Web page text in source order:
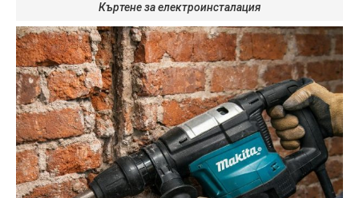
Къртене за електроинсталация